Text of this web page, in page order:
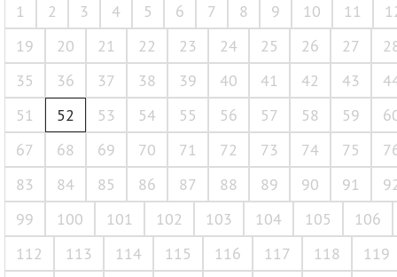
1 2 3 4 5 6 7 8 9 10 11
19
20 21 22 23 24 25 26 27
35
36 37 38 39 40 41 42 43
51
52 53 54 55 56 57 58 59
67
68 69 70 71 72 73 74 75
83
84 85 86 87 88 89 90 91
99
100 101 102 103 104 105
106
112
113 114 115 116 117 118
119